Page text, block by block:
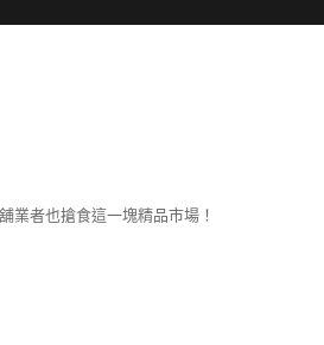
業者也搶食這一塊精品市場！